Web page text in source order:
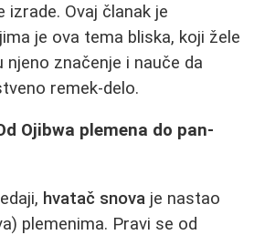
izrade. Ovaj članak je
je ova tema bliska, koji žele
njeno značenje i nauče da
remek-delo.
Ojibwa plemena do pan-
hvatač snova je nastao
plemenima. Pravi se od